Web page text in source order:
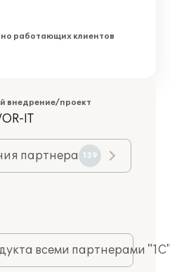
работающих клиентов
внедрение/проект
IT
партнера 139
всеми партнерами